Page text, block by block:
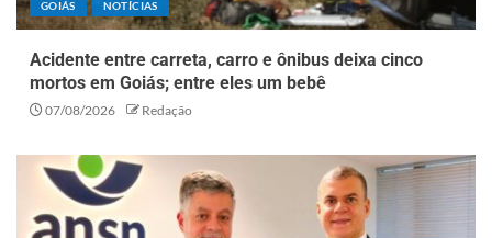
GOIÁS NOTÍCIAS
Acidente entre carreta, carro e ônibus deixa cinco
mortos em Goiás; entre eles um bebê
07/08/2026 Redação